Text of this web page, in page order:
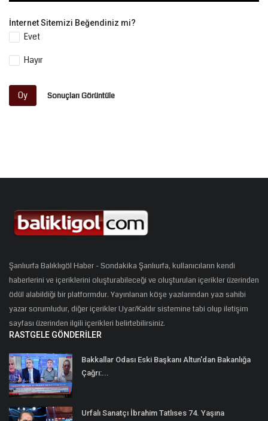
İnternet Sitemizi Beğendiniz mi?
Evet
Hayır
Oy Sonuçları Görüntüle
Şanlıurfa Balıklıgöl Haber - Sondakika Şanlıurfa, kullanıcıların kendi
haberlerini ve içeriklerini oluşturabileceği ve oluşturulan içerikler üzerinden
ödül alabildiği bir platformdur. Yayınlanan köşe yazılarından yazı sahibi
yazar sorumludur, diğer içerikler Uyar/Kaldır sistemine tabi olup iletişim
sayfası üzerinden ilgili içerikleri belirtebilirsiniz.
RASTGELE GÖNDERILER
Bakkallar Odası Eski Başkanı Altun'dan Bakanlığa
Çağrı:...
Urfalı Sanatçı İbrahim Tatlıses 74. Yaşına